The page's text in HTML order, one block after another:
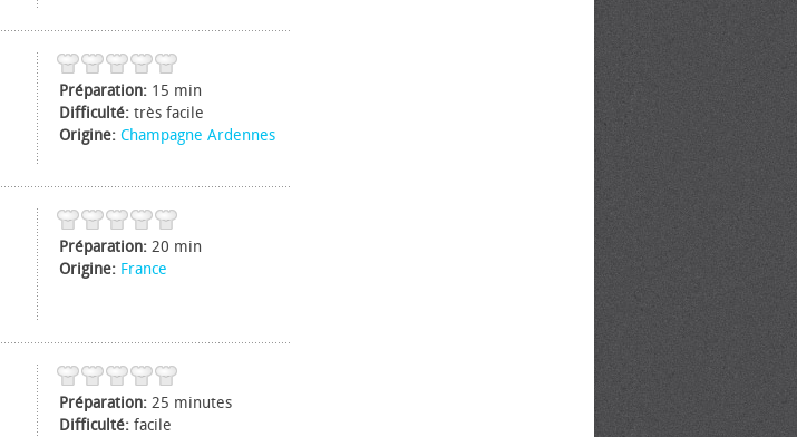
Préparation: 15 min
Difficulté: très facile
Origine: Champagne Ardennes
Préparation: 20 min
Origine: France
Préparation: 25 minutes
Difficulté: facile